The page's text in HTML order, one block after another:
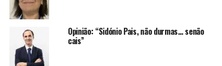
Opinião: “Sidónio Pais, não durmas… senão
cais”